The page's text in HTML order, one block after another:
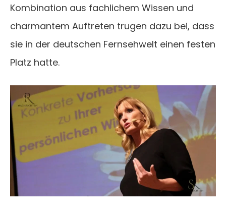
Kombination aus fachlichem Wissen und
charmantem Auftreten trugen dazu bei, dass
sie in der deutschen Fernsehwelt einen festen
Platz hatte.